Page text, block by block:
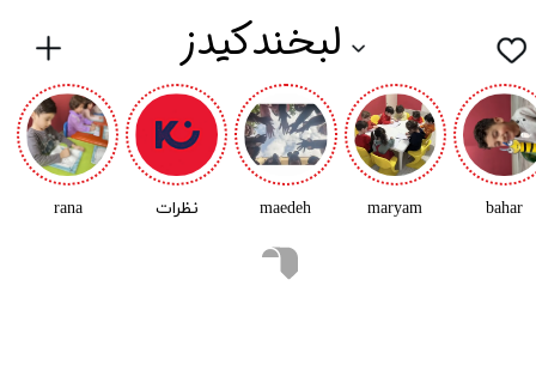
لبخندکیدز
rana نظرات maedeh maryam bahar